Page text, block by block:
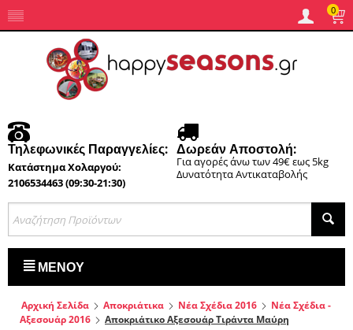
0
Τηλεφωνικές Παραγγελίες:
Κατάστημα Χολαργού:
2106534463 (09:30-21:30)
Δωρεάν Αποστολή:
Για αγορές άνω των 49€ εως 5kg
Δυνατότητα Αντικαταβολής
ΜΕΝΟΎ
Αρχική Σελίδα Αποκριάτικα Νέα Σχέδια 2016
Νέα Σχέδια -
Αξεσουάρ 2016
Αποκριάτικο Αξεσουάρ Τιράντα Μαύρη